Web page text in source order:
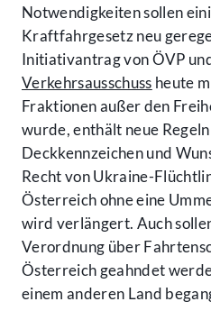
Notwendigkeiten sollen
Kraftfahrgesetz neu
Initiativantrag von ÖVP
Verkehrsausschuss heute
Fraktionen außer den
wurde, enthält neue
Deckkennzeichen und
Recht von Ukraine-
Österreich ohne eine
wird verlängert. Auch
Verordnung über
Österreich geahndet
einem anderen Land